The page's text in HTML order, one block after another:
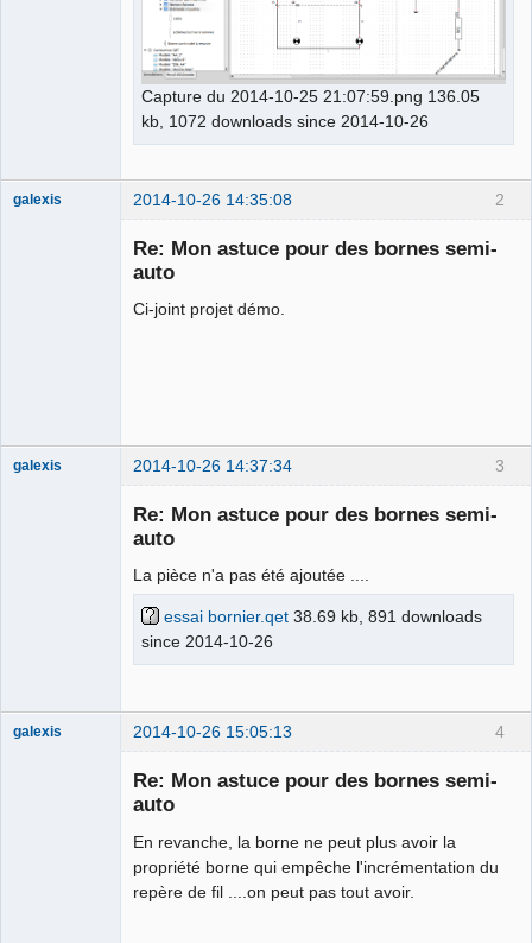
Capture du 2014-10-25 21:07:59.png 136.05
kb, 1072 downloads since 2014-10-26
2
galexis 2014-10-26 14:35:08
Re: Mon astuce pour des bornes semi-
auto
Ci-joint projet démo.
3
galexis 2014-10-26 14:37:34
Re: Mon astuce pour des bornes semi-
auto
La pièce n'a pas été ajoutée ....
essai bornier.qet 38.69 kb, 891 downloads
since 2014-10-26
4
galexis 2014-10-26 15:05:13
Re: Mon astuce pour des bornes semi-
auto
En revanche, la borne ne peut plus avoir la
propriété borne qui empêche l'incrémentation du
repère de fil ....on peut pas tout avoir.